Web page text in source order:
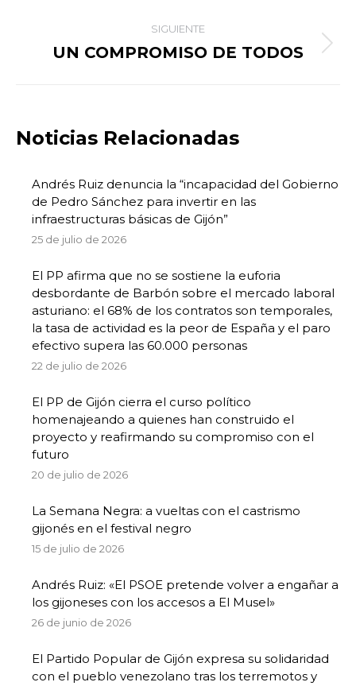
SIGUIENTE
Publicación
UN COMPROMISO DE TODOS
Noticias Relacionadas
Andrés Ruiz denuncia la “incapacidad del Gobierno
de Pedro Sánchez para invertir en las
infraestructuras básicas de Gijón”
25 de julio de 2026
El PP afirma que no se sostiene la euforia
desbordante de Barbón sobre el mercado laboral
asturiano: el 68% de los contratos son temporales,
la tasa de actividad es la peor de España y el paro
efectivo supera las 60.000 personas
22 de julio de 2026
El PP de Gijón cierra el curso político
homenajeando a quienes han construido el
proyecto y reafirmando su compromiso con el
futuro
20 de julio de 2026
La Semana Negra: a vueltas con el castrismo
gijonés en el festival negro
15 de julio de 2026
Andrés Ruiz: «El PSOE pretende volver a engañar a
los gijoneses con los accesos a El Musel»
26 de junio de 2026
El Partido Popular de Gijón expresa su solidaridad
con el pueblo venezolano tras los terremotos y